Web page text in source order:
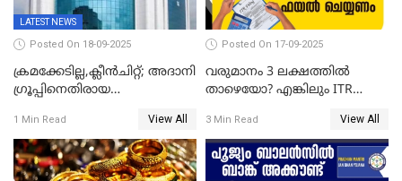
LATEST NEWS
Posted On 18-09-2025
ക്രമക്കേടില്ല,ക്ലീൻചിറ്റ്; അദാനി
​ഗ്രൂപ്പിനെതിരായ
തള്ളി സെബി
1 Min Read View All
Posted On 17-09-2025
വരുമാനം 3 ലക്ഷത്തിൽ
താഴെയോ? എങ്കിലും ITR
3 Min Read View All